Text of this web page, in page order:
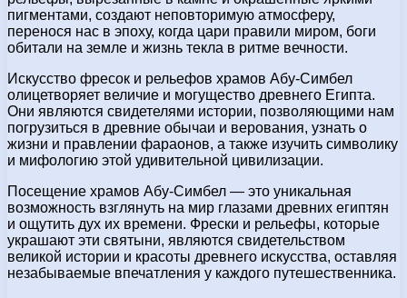
пигментами, создают неповторимую атмосферу,
перенося нас в эпоху, когда цари правили миром, боги
обитали на земле и жизнь текла в ритме вечности.
Искусство фресок и рельефов храмов Абу-Симбел
олицетворяет величие и могущество древнего Египта.
Они являются свидетелями истории, позволяющими нам
погрузиться в древние обычаи и верования, узнать о
жизни и правлении фараонов, а также изучить символику
и мифологию этой удивительной цивилизации.
Посещение храмов Абу-Симбел — это уникальная
возможность взглянуть на мир глазами древних египтян
и ощутить дух их времени. Фрески и рельефы, которые
украшают эти святыни, являются свидетельством
великой истории и красоты древнего искусства, оставляя
незабываемые впечатления у каждого путешественника.